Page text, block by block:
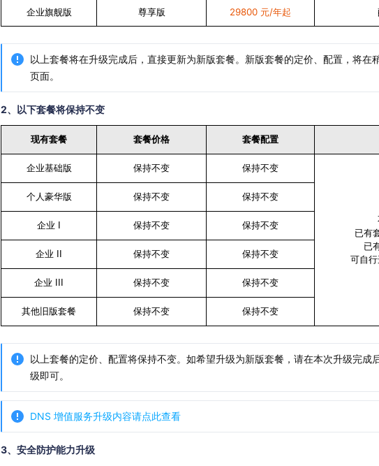
企业旗舰版 尊享版 29800 元/年起
以上套餐将在升级完成后，直接更新为新版套餐。新版套餐的定价、配置，将在
页面。
2、以下套餐将保持不变
现有套餐 套餐价格 套餐配置
企业基础版 保持不变 保持不变
已有
已
可自
个人豪华版 保持不变 保持不变
企业 I 保持不变 保持不变
企业 II 保持不变 保持不变
企业 III 保持不变 保持不变
其他旧版套餐 保持不变 保持不变
以上套餐的定价、配置将保持不变。如希望升级为新版套餐，请在本次升级完成
级即可。
DNS 增值服务升级内容请点此查看
3、安全防护能力升级